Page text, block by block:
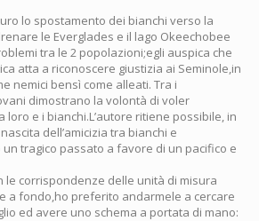
lo spostamento dei bianchi verso la
le Everglades e il lago Okeechobee
tra le 2 popolazioni;egli auspica che
atta a riconoscere giustizia ai Seminole,in
nemici bensì come alleati. Tra i
dimostrano la volontà di voler
e i bianchi.L’autore ritiene possibile, in
dell’amicizia tra bianchi e
tragico passato a favore di un pacifico e
le corrispondenze delle unità di misura
a fondo,ho preferito andarmele a cercare
ed avere uno schema a portata di mano: